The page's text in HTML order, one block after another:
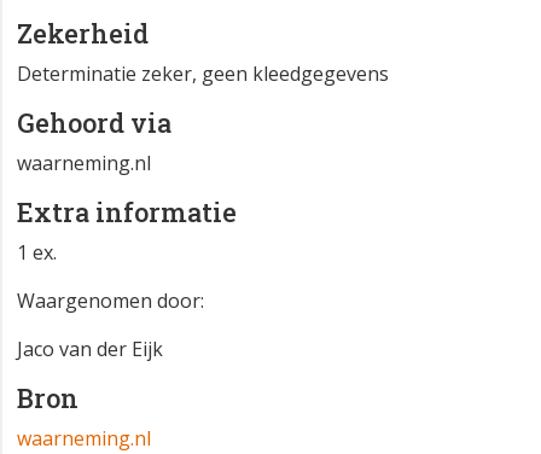
Zekerheid
Determinatie zeker, geen kleedgegevens
Gehoord via
waarneming.nl
Extra informatie
1 ex.
Waargenomen door:
Jaco van der Eijk
Bron
waarneming.nl